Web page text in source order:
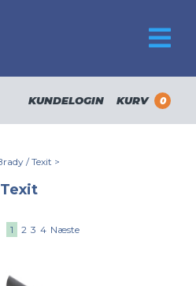
KUNDELOGIN KURV 0
/ Texit >
1 2 3 4 Næste